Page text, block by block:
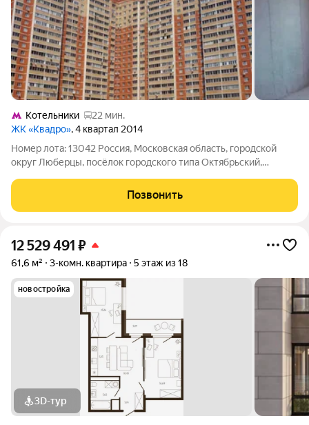
Котельники
22 мин.
ЖК «Квадро», 4 квартал 2014
Номер лота: 13042 Россия, Московская область, городской
округ Люберцы, посёлок городского типа Октябрьский,
м.кв., Жилая площадь: 45.00 м.кв., Площадь кухни: 11.00 м.кв.
Продаётся 3-комнатная
Позвонить
12 529 491 ₽
61,6 м² 3-комн. квартира 5 этаж из 18
новостройка
3D-тур